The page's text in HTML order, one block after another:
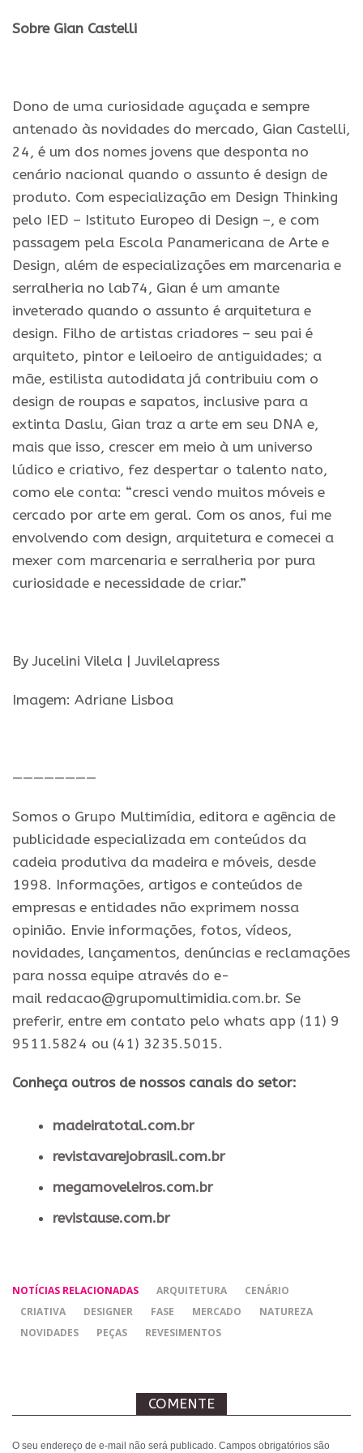
Sobre Gian Castelli
Dono de uma curiosidade aguçada e sempre
antenado às novidades do mercado, Gian Castelli,
24, é um dos nomes jovens que desponta no
cenário nacional quando o assunto é design de
produto. Com especialização em Design Thinking
pelo IED – Istituto Europeo di Design –, e com
passagem pela Escola Panamericana de Arte e
Design, além de especializações em marcenaria e
serralheria no lab74, Gian é um amante
inveterado quando o assunto é arquitetura e
design. Filho de artistas criadores – seu pai é
arquiteto, pintor e leiloeiro de antiguidades; a
mãe, estilista autodidata já contribuiu com o
design de roupas e sapatos, inclusive para a
extinta Daslu, Gian traz a arte em seu DNA e,
mais que isso, crescer em meio à um universo
lúdico e criativo, fez despertar o talento nato,
como ele conta: “cresci vendo muitos móveis e
cercado por arte em geral. Com os anos, fui me
envolvendo com design, arquitetura e comecei a
mexer com marcenaria e serralheria por pura
curiosidade e necessidade de criar.”
By Jucelini Vilela | Juvilelapress
Imagem: Adriane Lisboa
————————
Somos o Grupo Multimídia, editora e agência de
publicidade especializada em conteúdos da
cadeia produtiva da madeira e móveis, desde
1998. Informações, artigos e conteúdos de
empresas e entidades não exprimem nossa
opinião. Envie informações, fotos, vídeos,
novidades, lançamentos, denúncias e reclamações
para nossa equipe através do e-
mail redacao@grupomultimidia.com.br. Se
preferir, entre em contato pelo whats app (11) 9
9511.5824 ou (41) 3235.5015.
Conheça outros de nossos canais do setor:
madeiratotal.com.br
revistavarejobrasil.com.br
megamoveleiros.com.br
revistause.com.br
NOTÍCIAS RELACIONADAS ARQUITETURA
CENÁRIO
CRIATIVA
DESIGNER FASE MERCADO
NATUREZA
NOVIDADES
PEÇAS REVESIMENTOS
COMENTE
O seu endereço de e-mail não será publicado. Campos obrigatórios são